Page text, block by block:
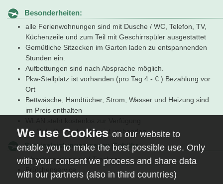
Besonderheiten:
alle Ferienwohnungen sind mit Dusche / WC, Telefon, TV,
Küchenzeile und zum Teil mit Geschirrspüler ausgestattet
Gemütliche Sitzecken im Garten laden zu entspannenden
Stunden ein.
Aufbettungen sind nach Absprache möglich.
Pkw-Stellplatz ist vorhanden (pro Tag 4.- € ) Bezahlung vor
Ort
Bettwäsche, Handtücher, Strom, Wasser und Heizung sind
im Preis enthalten
ein Safe für Wertsachen ist vorhanden
Serviceleistungen gegen Gebühr
Waschmaschine und Trockner
Brötchenservice
on our website to
enable you to make the best possible use. Only
with your consent we process and share data
with our partners (also in third countries)